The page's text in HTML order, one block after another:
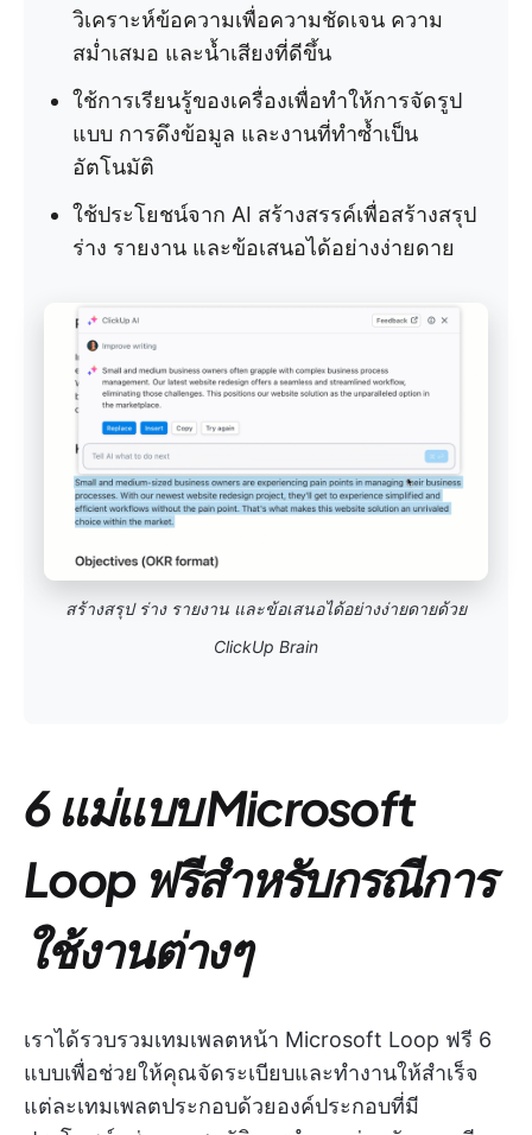
วิเคราะห์ข้อความเพื่อความชัดเจน ความ
สม่ำเสมอ และน้ำเสียงที่ดีขึ้น
ใช้การเรียนรู้ของเครื่องเพื่อทำให้การจัดรูป
แบบ การดึงข้อมูล และงานที่ทำซ้ำเป็น
อัตโนมัติ
ใช้ประโยชน์จาก AI สร้างสรรค์เพื่อสร้างสรุป
ร่าง รายงาน และข้อเสนอได้อย่างง่ายดาย
สร้างสรุป ร่าง รายงาน และข้อเสนอได้อย่างง่ายดายด้วย
ClickUp Brain
6 แม่แบบ Microsoft
Loop ฟรีสำหรับกรณีการ
ใช้งานต่างๆ
เราได้รวบรวมเทมเพลตหน้า Microsoft Loop ฟรี 6
แบบเพื่อช่วยให้คุณจัดระเบียบและทำงานให้สำเร็จ
แต่ละเทมเพลตประกอบด้วยองค์ประกอบที่มี